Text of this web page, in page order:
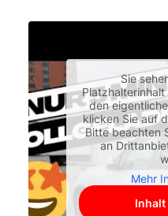
Sie
den
klicken Sie auf
Bitte beachten
an
Mehr